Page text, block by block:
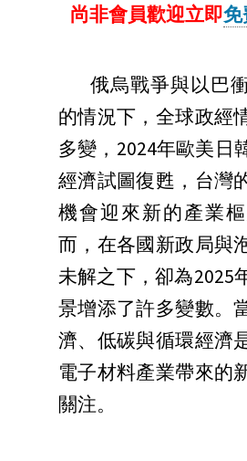
尚非會員歡迎立即免
俄烏戰爭與以巴
的情況下，全球政經
多變，2024年歐美日
經濟試圖復甦，台灣
機會迎來新的產業
而，在各國新政局與
未解之下，卻為2025
景增添了許多變數。
濟、低碳與循環經濟
電子材料產業帶來的
關注。